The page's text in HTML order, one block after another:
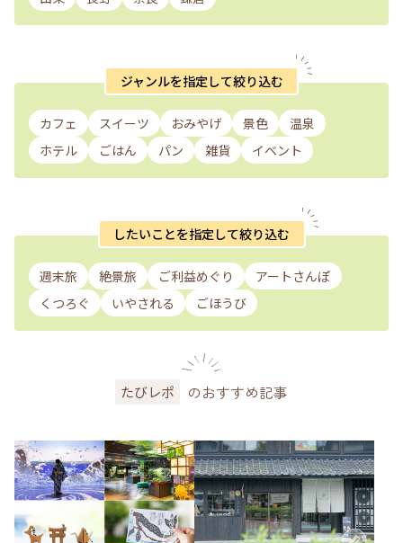
ジャンルを指定して絞り込む
カフェ スイーツ おみやげ 景色
温泉
ホテル
ごはん パン 雑貨 イベント
したいことを指定して絞り込む
週末旅 絶景旅 ご利益めぐり
アートさんぽ
くつろぐ
いやされる ごほうび
たびレポ のおすすめ記事